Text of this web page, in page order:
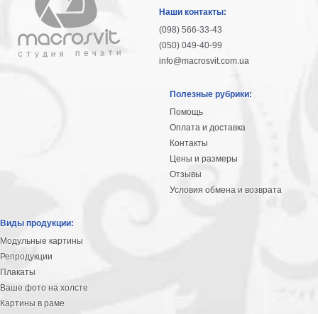
Наши контакты:
(098) 566-33-43
(050) 049-40-99
info@macrosvit.com.ua
Полезные рубрики:
Помощь
Оплата и доставка
Контакты
Цены и размеры
Отзывы
Условия обмена и возврата
Виды продукции:
Модульные картины
Репродукции
Плакаты
Ваше фото на холсте
Картины в раме